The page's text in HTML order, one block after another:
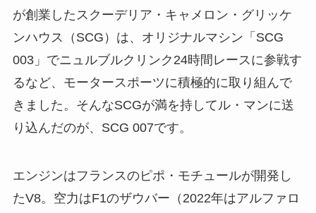
が創業したスクーデリア・キャメロン・グリッケ
ンハウス（SCG）は、オリジナルマシン「SCG
003」でニュルブルクリンク24時間レースに参戦す
るなど、モータースポーツに積極的に取り組んで
きました。そんなSCGが満を持してル・マンに送
り込んだのが、SCG 007です。
エンジンはフランスのピポ・モチュールが開発し
たV8。空力はF1のザウバー（2022年はアルファロ